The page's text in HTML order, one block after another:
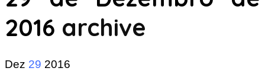
2016 archive
Dez 29 2016